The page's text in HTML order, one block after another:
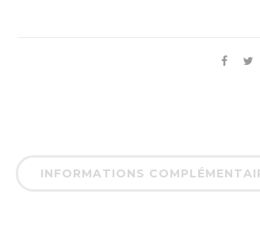
INFORMATIONS